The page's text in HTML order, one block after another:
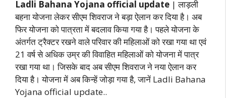
Ladli Bahana Yojana official update | लाड़ली
बहना योजना लेकर सीएम शिवराज ने बड़ा ऐलान कर दिया है। अब
फिर योजना को पात्रता में बदलाव किया गया है। पहले योजना के
अंतर्गत ट्रैक्टर रखने वाले परिवार की महिलाओं को रखा गया था एवं
21 वर्ष से अधिक उम्र की विवाहित महिलाओं को योजना में पात्र
रखा गया था। जिसके बाद अब सीएम शिवराज ने नया ऐलान कर
दिया है। योजना में अब किन्हें जोड़ा गया है, जानें Ladli Bahana
Yojana official update..